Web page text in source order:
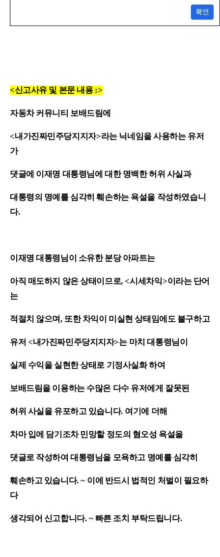
<신고사유 및 본문 내용 :>
자동차 커뮤니티 보배드림에
<내가진짜민주당지지자>라는 닉네임을 사용하는 유저
가
댓글에 이재명 대통령님에 대한 명백한 허위 사실과
대통령의 명예를 심각히 훼손하는 욕설을 작성하였습니
다.
이재명 대통령님이 소유한 분당 아파트는
아직 매도하지 않은 상태이므로, <시세차익>이라는 단어
는
적절치 않으며, 또한 차익이 미실현 상태임에도 불구하고
유저 <내가진짜민주당지지자>는 마치 대통령님이
실제 수익을 실현한 상태로 기정사실화 하여
보배드림을 이용하는 수많은 다수 유저에게 잘못된
허위 사실을 유포하고 있습니다. 여기에 더해
차마 입에 담기조차 민망할 정도의 혐오성 욕설을
댓글로 작성하여 대통령님을 모욕하고 명예를 심각히
훼손하고 있습니다. ~ 이에 반드시 법적인 처벌이 필요하
다
생각되어 신고합니다. ~ 빠른 조치 부탁드립니다.